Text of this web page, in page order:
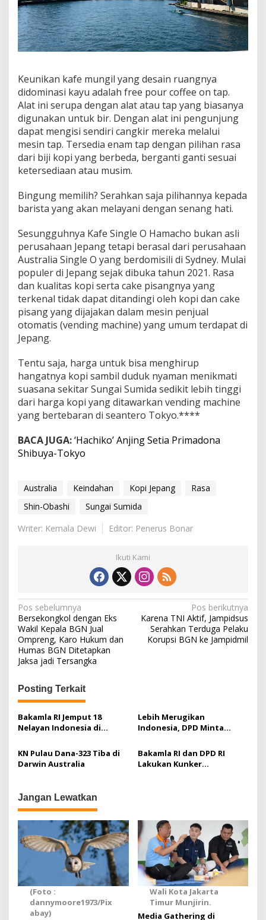
Keunikan kafe mungil yang desain ruangnya
didominasi kayu adalah free pour coffee on tap.
Alat ini serupa dengan alat atau tap yang biasanya
digunakan untuk bir. Dengan alat ini pengunjung
dapat mengisi sendiri cangkir mereka melalui
mesin tap. Tersedia enam tap dengan pilihan rasa
dari biji kopi yang berbeda, berganti ganti sesuai
ketersediaan atau musim.
Bingung memilih? Serahkan saja pilihannya kepada
barista yang akan melayani dengan senang hati.
Sesungguhnya Kafe Single O Hamacho bukan asli
perusahaan Jepang tetapi berasal dari perusahaan
Australia Single O yang berdomisili di Sydney. Mulai
populer di Jepang sejak dibuka tahun 2021. Rasa
dan kualitas kopi serta cake pisangnya yang
terkenal tidak dapat ditandingi oleh kopi dan cake
pisang yang dijajakan dalam mesin penjual
otomatis (vending machine) yang umum terdapat di
Jepang.
Tentu saja, harga untuk bisa menghirup
hangatnya kopi sambil duduk nyaman menikmati
suasana sekitar Sungai Sumida sedikit lebih tinggi
dari harga kopi yang ditawarkan vending machine
yang bertebaran di seantero Tokyo.****
BACA JUGA:‘Hachiko’ Anjing Setia Primadona
Shibuya-Tokyo
Australia Keindahan Kopi Jepang
Rasa
Shin-Obashi
Sungai Sumida
Writer: Kemala Dewi
Editor: Penerus Bonar
Ikuti Kami
N
a
v
i
a
s
i
o
Pos sebelumnya
Bersekongkol dengan Eks
Wakil Kepala BGN Jual
Ompreng, Karo Hukum dan
Humas BGN Ditetapkan
Jaksa jadi Tersangka
Pos berikutnya
Karena TNI Aktif, Jampidsus
Serahkan Terduga Pelaku
Korupsi BGN ke Jampidmil
Posting Terkait
Bakamla RI Jemput 18
Nelayan Indonesia di
Lebih Merugikan
Indonesia, DPD Minta
Pasir
KN Pulau Dana-323 Tiba di
Darwin Australia
Bakamla RI dan DPD RI
Lakukan Kunker
Jangan Lewatkan
(Foto :
dannymoore1973/Pix
abay)
Wali Kota Jakarta
Timur Munjirin.
Media Gathering di